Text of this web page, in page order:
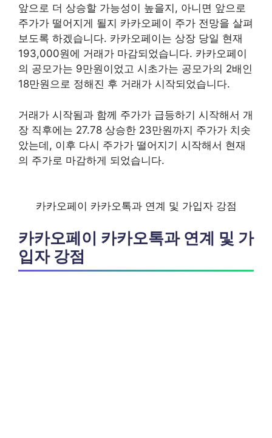
앞으로 더 상승할 가능성이 높을지, 아니면 앞으로
주가가 떨어지게 될지 카카오페이 주가 전망을 살펴
보도록 하겠습니다. 카카오페이는 상장 당일 현재
193,000원에 거래가 마감되었습니다. 카카오페이
의 공모가는 9만원이었고 시초가는 공모가의 2배인
18만원으로 정해진 후 거래가 시작되었습니다.
거래가 시작됨과 함께 주가가 급등하기 시작해서 개
장 직후에는 27.78 상승한 23만원까지 주가가 치솟
았는데, 이후 다시 주가가 떨어지기 시작해서 현재
의 주가로 마감하게 되었습니다.
카카오페이 카카오톡과 연계 및 가입자 강점
카카오페이 카카오톡과 연계 및 가
입자 강점